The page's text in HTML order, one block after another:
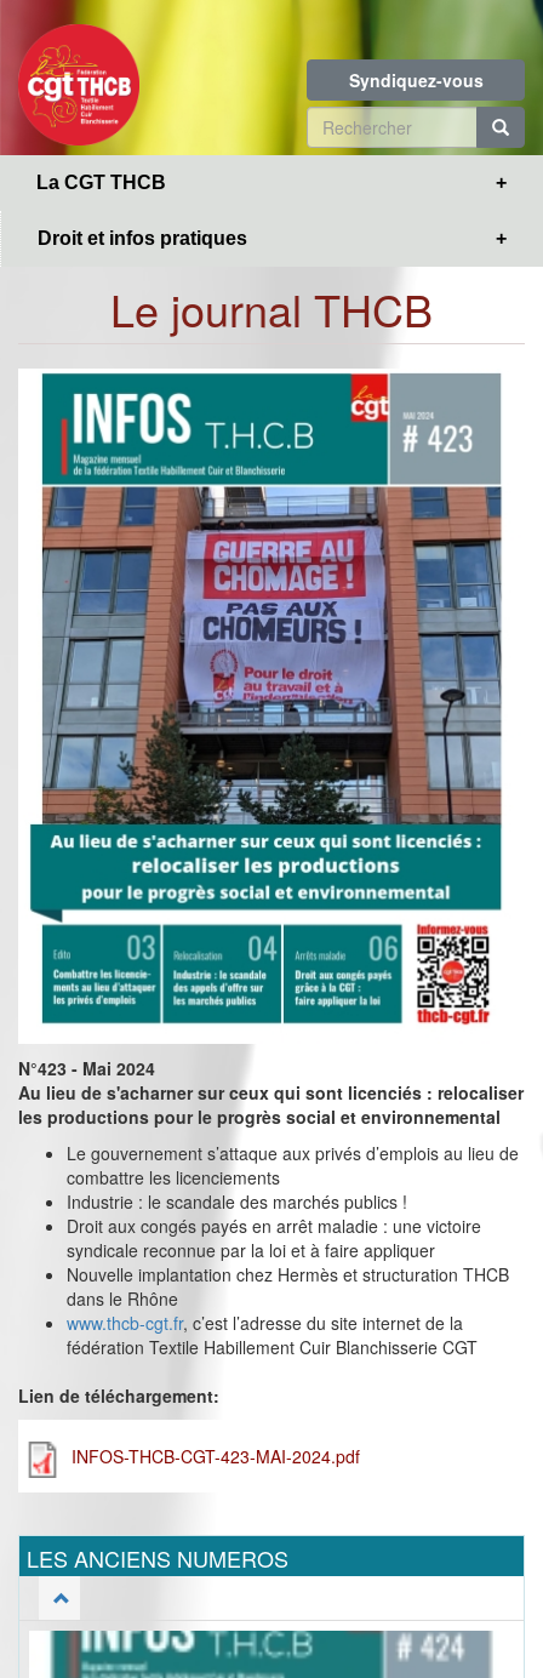
contenu
principal
Syndiquez-vous
Formulaire
de
La CGT THCB
Droit et infos pratiques
Le journal THCB
N°423 - Mai 2024
Au lieu de s'acharner sur ceux qui sont licenciés : relocaliser
les productions pour le progrès social et environnemental
Le gouvernement s’attaque aux privés d’emplois au lieu de
combattre les licenciements
Industrie : le scandale des marchés publics !
Droit aux congés payés en arrêt maladie : une victoire
syndicale reconnue par la loi et à faire appliquer
Nouvelle implantation chez Hermès et structuration THCB
dans le Rhône
www.thcb-cgt.fr, c’est l’adresse du site internet de la
fédération Textile Habillement Cuir Blanchisserie CGT
Lien de téléchargement:
INFOS-THCB-CGT-423-MAI-2024.pdf
LES ANCIENS NUMEROS